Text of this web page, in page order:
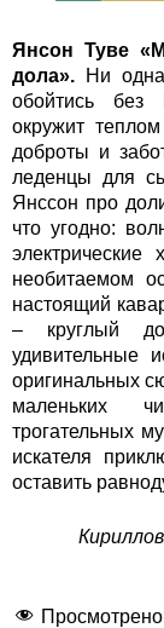
Янсон Туве
дола». Ни
обойтись без
окружит
доброты и
леденцы для
Янссон про
что угодно:
необитаемом
настоящий
– круглый
удивительные
оригинальных
маленьких
трогательных
искателя
оставить